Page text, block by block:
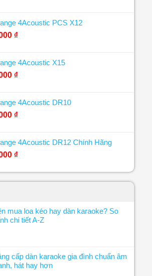
4Acoustic PCS X12
₫
4Acoustic X15
₫
4Acoustic DR10
₫
4Acoustic DR12 Chính Hãng
₫
mua loa kéo hay dàn karaoke? So
chi tiết A-Z
cấp dàn karaoke gia đình chuẩn âm
hát hay hơn